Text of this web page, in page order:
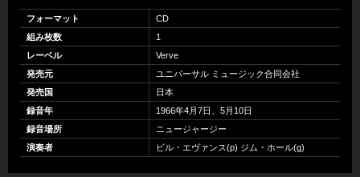
フォーマット
CD
組み枚数
1
レーベル
Verve
発売元
ユニバーサル ミュージック合同会社
発売国
日本
録音年
1966年4月7日、5月10日
録音場所
ニュージャージー
演奏者
ビル・エヴァンス(p) ジム・ホール(g)